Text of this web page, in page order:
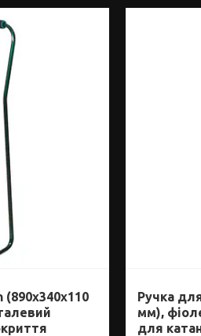
(890x340x110
Ручка
мм),
для